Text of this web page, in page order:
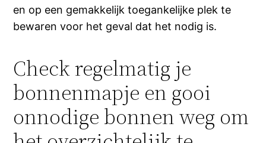
en op een gemakkelijk toegankelijke plek te
bewaren voor het geval dat het nodig is.
Check regelmatig je
bonnenmapje en gooi
onnodige bonnen weg om